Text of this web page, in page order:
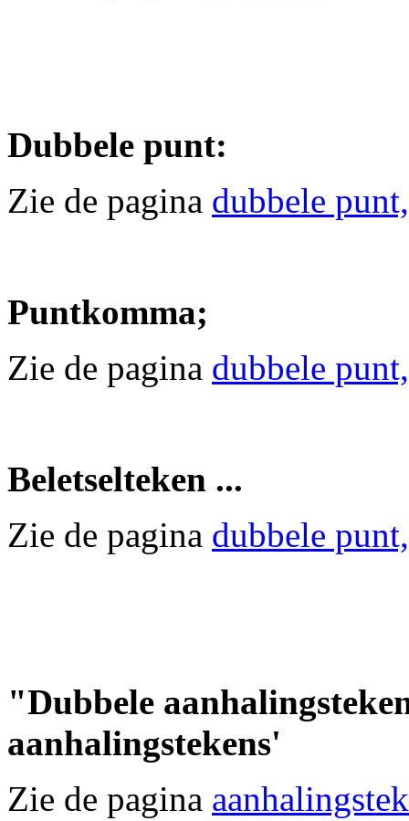
Dubbele punt:
Zie de pagina dubbele
Puntkomma;
Zie de pagina dubbele
Beletselteken ...
Zie de pagina dubbele
"Dubbele
aanhalingstekens'
Zie de pagina